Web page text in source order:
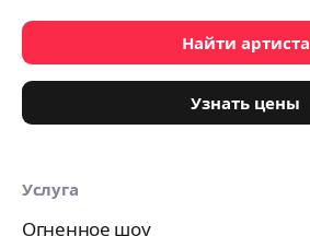
Найти артиста
Узнать цены
Услуга
Огненное шоу